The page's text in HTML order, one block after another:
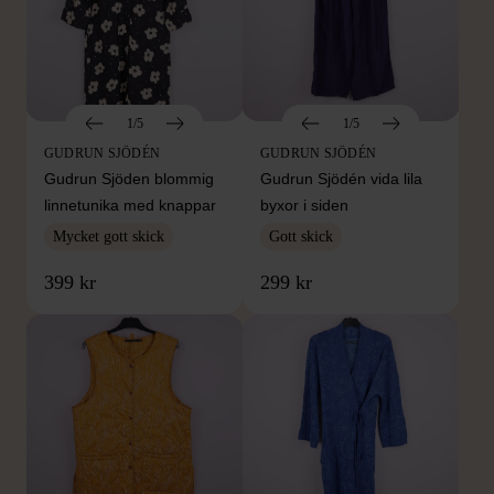
1/5
GUDRUN SJÖDÉN
Gudrun Sjöden blommig
linnetunika med knappar
Mycket gott skick
399 kr
1/5
GUDRUN SJÖDÉN
Gudrun Sjödén vida lila
byxor i siden
Gott skick
299 kr